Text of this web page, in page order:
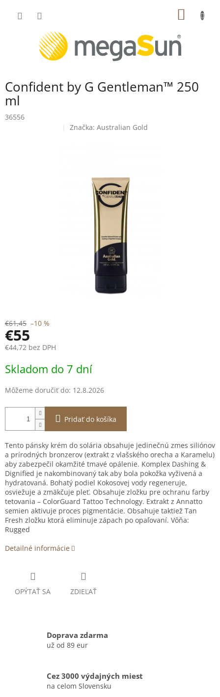
Confident by G Gentleman™ 250
ml
36556
Značka: Australian Gold
€61,45 –10 %
€55
€44,72 bez DPH
cena:
Skladom do 7 dní
Môžeme doručiť do: 12.8.2026
Pridať do košíka
Tento pánsky krém do solária obsahuje jedinečnú zmes siliónov
a prírodných bronzerov (extrakt z vlašského orecha a Karamelu)
aby zabezpečil okamžité tmavé opálenie. Komplex Dashing &
Dignified je nakombinovaný tak aby bola pokožka vyživená a
hydratovaná. Bohatý podiel Kokosovej vody regeneruje,
osviežuje a zmäkčuje pleť. Obsahuje zložku pre ochranu farby
tetovania – ColorGuard Tattoo Technology. Extrakt z Annatto
semien aktivuje proces pigmentácie. Obsahuje taktiež Tan
Fresh zložku ktorá eliminuje zápach po opaľovaní. Vôňa:
Rugged
Detailné informácie
OPÝTAŤ SA ZDIEĽAŤ
Doprava zdarma
už od 89 eur
Cez 3000 výdajných miest
na celom Slovensku